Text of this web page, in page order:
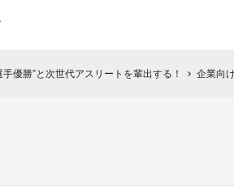
優勝”と次世代アスリートを輩出する！ chevron_right 企業向